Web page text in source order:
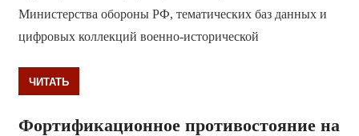
Министерства обороны РФ, тематических баз данных и
цифровых коллекций военно-исторической
ЧИТАТЬ
Фортификационное противостояние на